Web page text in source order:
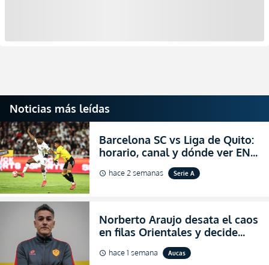
Noticias más leídas
Barcelona SC vs Liga de Quito:
horario, canal y dónde ver EN
VIVO la Fecha 22 de la LigaPro
2026
schedule hace 2 semanas Serie A
Norberto Araujo desata el caos
en filas Orientales y decide
abandonar la dirección técnica
de Aucas
schedule hace 1 semana Aucas